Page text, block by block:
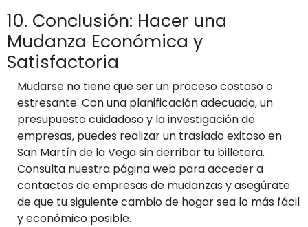
10. Conclusión: Hacer una
Mudanza Económica y
Satisfactoria
Mudarse no tiene que ser un proceso costoso o
estresante. Con una planificación adecuada, un
presupuesto cuidadoso y la investigación de
empresas, puedes realizar un traslado exitoso en
San Martín de la Vega sin derribar tu billetera.
Consulta nuestra página web para acceder a
contactos de empresas de mudanzas y asegúrate
de que tu siguiente cambio de hogar sea lo más fácil
y económico posible.